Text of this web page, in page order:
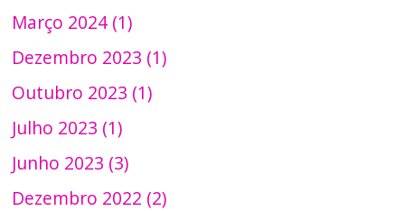
Março 2024 (1)
Dezembro 2023 (1)
Outubro 2023 (1)
Julho 2023 (1)
Junho 2023 (3)
Dezembro 2022 (2)